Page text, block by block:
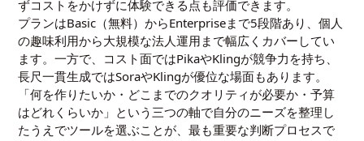
ずコストをかけずに体験できる点も評価できます。
プランはBasic（無料）からEnterpriseまで5段階あり、個人
の趣味利用から大規模な法人運用まで幅広くカバーしてい
ます。一方で、コスト面ではPikaやKlingが競争力を持ち、
長尺一貫生成ではSoraやKlingが優位な場面もあります。
「何を作りたいか・どこまでのクオリティが必要か・予算
はどれくらいか」という三つの軸で自分のニーズを整理し
たうえでツールを選ぶことが、最も重要な判断プロセスで